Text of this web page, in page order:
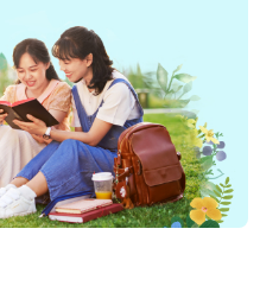
ました。「中国共産党
うの。中国では、政府
して非難して、無数の
のよ。それに、数多く